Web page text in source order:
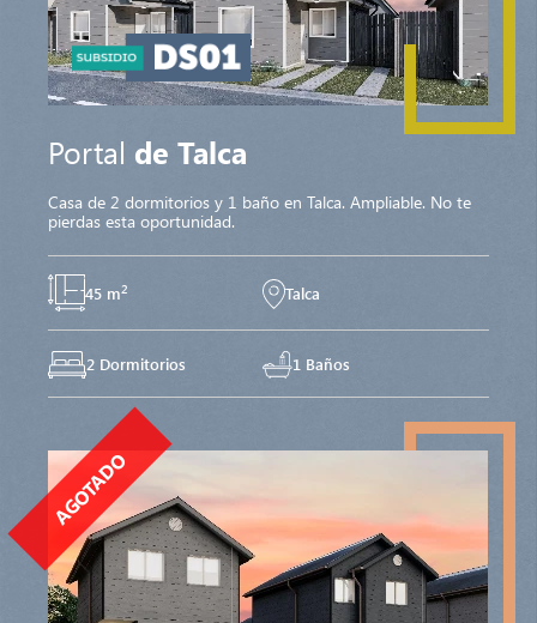
Portal de Talca
Casa de 2 dormitorios y 1 baño en Talca. Ampliable. No te
pierdas esta oportunidad.
45 m2 Talca
2 Dormitorios 1 Baños
AGOTADO